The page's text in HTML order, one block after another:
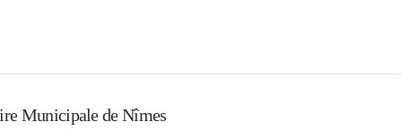
Municipale de Nîmes